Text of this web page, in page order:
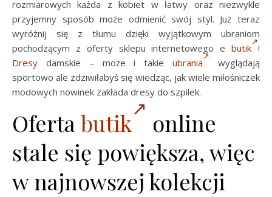
rozmiarowych każda z kobiet w łatwy oraz niezwykle
przyjemny sposób może odmienić swój styl. Już teraz
wyróżnij się z tłumu dzięki wyjątkowym ubraniom
pochodzącym z oferty sklepu internetowego e butik !
Dresy damskie – może i takieubrania
wyglądają
sportowo ale zdziwiłabyś się wiedząc, jak wiele miłośniczek
modowych nowinek zakłada dresy do szpilek.
Ofertabutik
online
stale się powiększa, więc
w najnowszej kolekcji